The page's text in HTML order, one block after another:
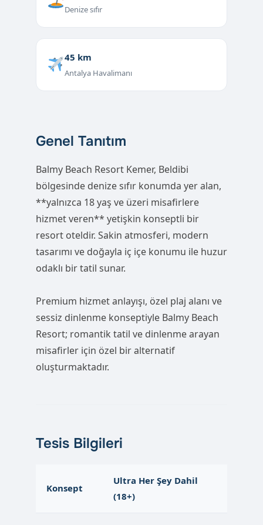
Denize sıfır
45 km
Antalya Havalimanı
Genel Tanıtım
Balmy Beach Resort Kemer, Beldibi
bölgesinde denize sıfır konumda yer alan,
**yalnızca 18 yaş ve üzeri misafirlere
hizmet veren** yetişkin konseptli bir
resort oteldir. Sakin atmosferi, modern
tasarımı ve doğayla iç içe konumu ile huzur
odaklı bir tatil sunar.
Premium hizmet anlayışı, özel plaj alanı ve
sessiz dinlenme konseptiyle Balmy Beach
Resort; romantik tatil ve dinlenme arayan
misafirler için özel bir alternatif
oluşturmaktadır.
Tesis Bilgileri
Konsept
Ultra Her Şey Dahil
(18+)